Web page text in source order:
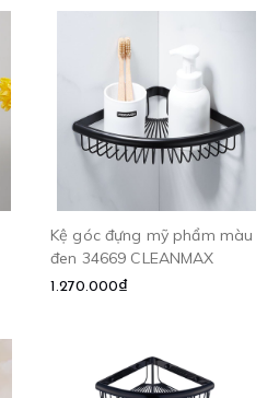
Kệ góc đựng mỹ phẩm màu
đen 34669 CLEANMAX
1.270.000₫